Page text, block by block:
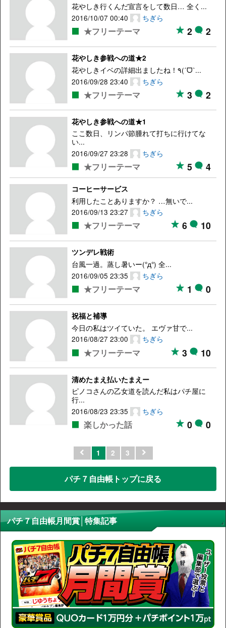
花やしき行くんだ宣言をして数日… 全く...
2016/10/07 00:40
ちぎら
★フリーテーマ 2 2
花やしき参戦への道★2
花やしきイベの詳細出ましたね！٩(ˊᗜˋ...
2016/09/28 23:40
ちぎら
★フリーテーマ 3 2
花やしき参戦への道★1
ここ数日、リンパ節腫れて打ちに行けてな
い...
2016/09/27 23:28
ちぎら
★フリーテーマ 5 4
コーヒーサービス
利用したことありますか？ …無いで...
2016/09/13 23:27
ちぎら
★フリーテーマ 6 10
ツンデレ戦術
台風一過。蒸し暑いー(°д°) 全...
2016/09/05 23:35
ちぎら
★フリーテーマ 1 0
祝福と補導
今日の私はツイていた。 エヴァ甘で...
2016/08/27 23:00
ちぎら
★フリーテーマ 3 10
清めたまえ払いたまえー
ピノコさんの乙女道を読んだ私はパチ屋に
行...
2016/08/23 23:35
ちぎら
楽しかった話 0 0
1 2 3
パチ７自由帳トップに戻る
パチ７自由帳月間賞│特集記事